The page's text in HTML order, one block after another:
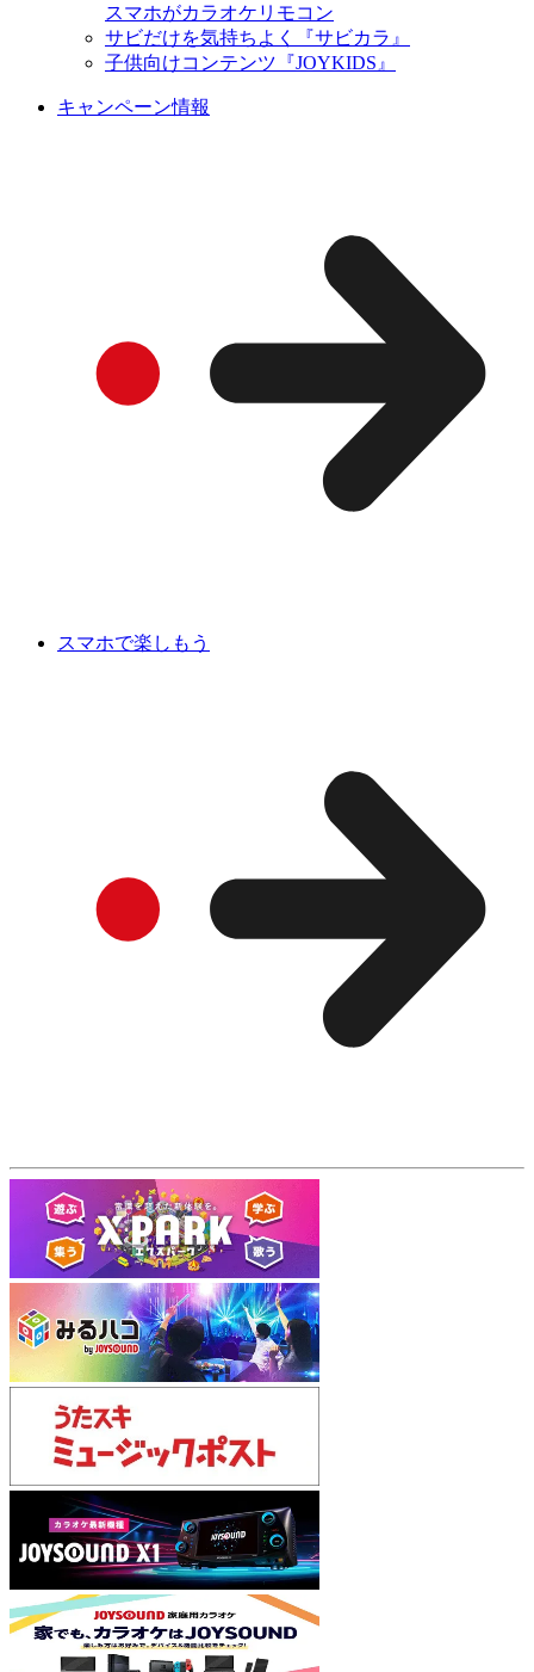
スマホがカラオケリモコン
サビだけを気持ちよく『サビカラ』
子供向けコンテンツ『JOYKIDS』
キャンペーン情報
スマホで楽しもう